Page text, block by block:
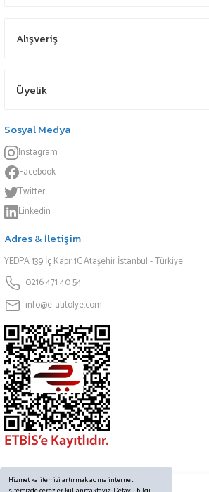
Hizmet kalitemizi artırmak adına internet
Alışveriş
Üyelik
Sosyal Medya
Instagram
Facebook
Twitter
Linkedin
Adres & İletişim
YEDPA 139 İç Kapı: 1C Ataşehir İstanbul - Türkiye
0216 471 40 54
info@e-autolye.com